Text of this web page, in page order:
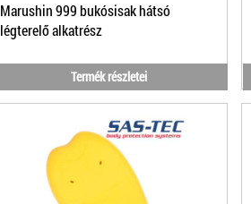
Marushin 999 bukósisak hátsó
légterelő alkatrész
Termék részletei